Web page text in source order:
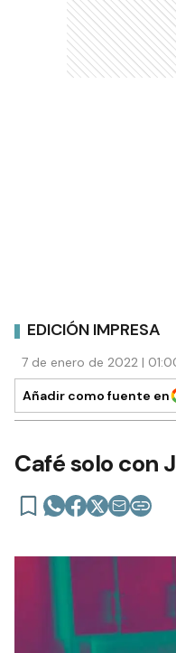
EDICIÓN IMPRESA
7 de enero de 2022 |
Añadir como fuente en
Café solo con